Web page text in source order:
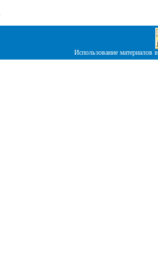
Использование материалов